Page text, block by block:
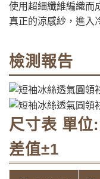
使用超細纖維編織而
真正的涼感紗，進入
檢測報告
尺寸表 單位
差值±1